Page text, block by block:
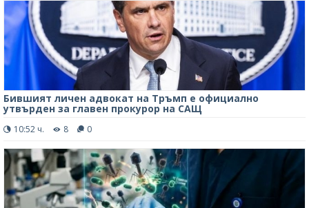
Бившият личен адвокат на Тръмп е официално
утвърден за главен прокурор на САЩ
10:52 ч. 8 0